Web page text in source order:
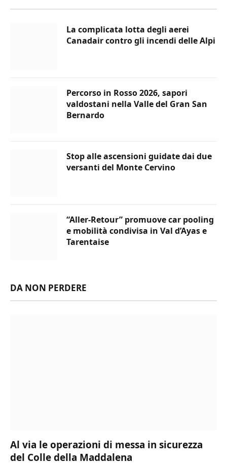
La complicata lotta degli aerei
Canadair contro gli incendi delle Alpi
Percorso in Rosso 2026, sapori
valdostani nella Valle del Gran San
Bernardo
Stop alle ascensioni guidate dai due
versanti del Monte Cervino
“Aller-Retour” promuove car pooling
e mobilità condivisa in Val d’Ayas e
Tarentaise
DA NON PERDERE
Al via le operazioni di messa in sicurezza
del Colle della Maddalena